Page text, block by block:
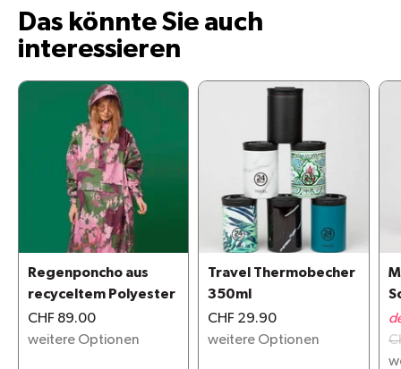
Das könnte Sie auch
interessieren
Regenponcho aus
recyceltem Polyester
CHF 89.00
weitere Optionen
Travel Thermobecher
350ml
CHF 29.90
weitere Optionen